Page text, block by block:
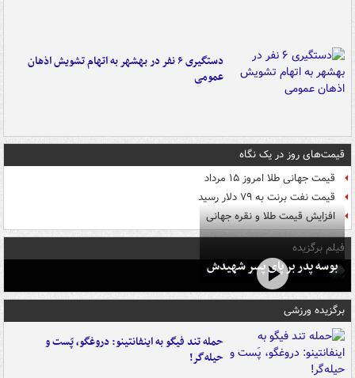
دستگیری ۶ نفر در بهشهر به اتهام تشویش اذهان
عمومی
قیمت‌های روز در یک نگاه
قیمت جهانی طلا امروز ۱۵ مرداد
قیمت نفت برنت به ۷۹ دلار رسید
افزایش قیمت طلا و نقره جهانی
فیلم برگزیده
بوسه‌ پدر بر پای پسر شهیدش
برگزیده ورزشی
حمله تند فیگو به اینفانتینو: دروغگو، پَست‌ و
حیله‌گر!